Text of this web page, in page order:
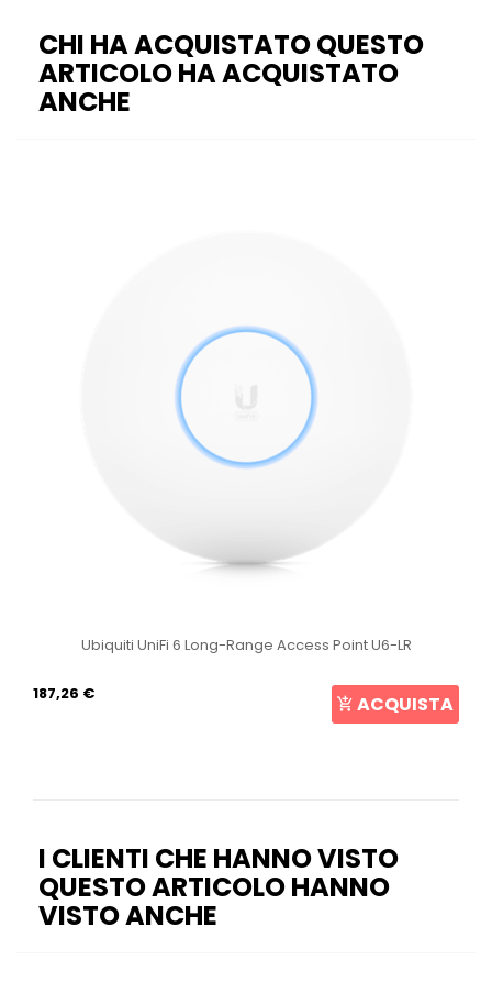
CHI HA ACQUISTATO QUESTO
ARTICOLO HA ACQUISTATO
ANCHE
Ubiquiti UniFi 6 Long-Range Access Point U6-LR
187,26 € ACQUISTA
I CLIENTI CHE HANNO VISTO
QUESTO ARTICOLO HANNO
VISTO ANCHE